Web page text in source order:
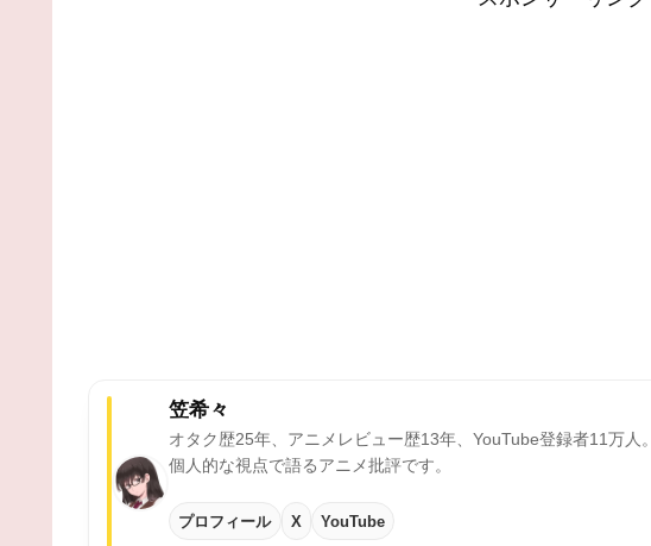
笠希々
オタク歴25年、アニメレビュー歴13年、YouTube登録者11万人。
個人的な視点で語るアニメ批評です。
プロフィール X YouTube